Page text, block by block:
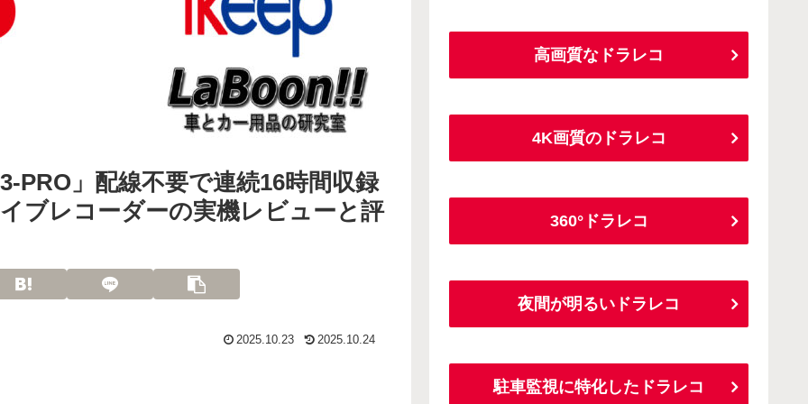
PRO」配線不要で連続16時間収録
ブレコーダーの実機レビューと評
2025.10.23 2025.10.24
高画質なドラレコ
4K画質のドラレコ
360°ドラレコ
夜間が明るいドラレコ
駐車監視に特化したドラレコ